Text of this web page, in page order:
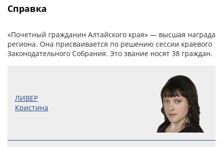
Справка
«Почетный гражданин Алтайского края» — высшая награда
региона. Она присваивается по решению сессии краевого
Законодательного Собрания. Это звание носят 38 граждан.
ЛИВЕР
Кристина